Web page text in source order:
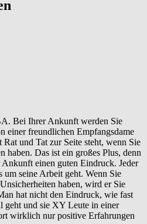
Bei Ihrer Ankunft werden Sie
einer freundlichen Empfangsdame
und Tat zur Seite steht, wenn Sie
haben. Das ist ein großes Plus, denn
einen guten Eindruck. Jeder
seine Arbeit geht. Wenn Sie
haben, wird er Sie
hat nicht den Eindruck, wie fast
geht und sie XY Leute in einer
wirklich nur positive Erfahrungen